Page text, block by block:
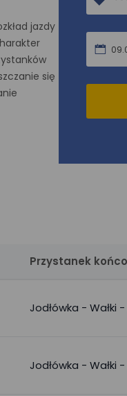
jazdy
się
Przystanek
Jodłówka - Wałki -
Jodłówka - Wałki -